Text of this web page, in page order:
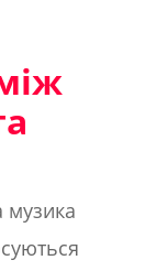
музика